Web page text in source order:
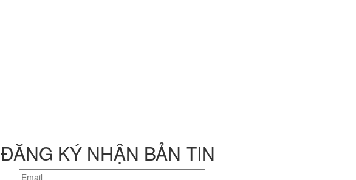
ĐĂNG KÝ NHẬN BẢN TIN